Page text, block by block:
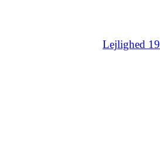
Lejlighed 19